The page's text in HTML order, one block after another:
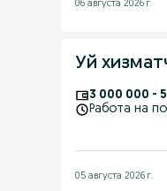
06 августа 2026 г.
Уй
3 000 000 -
Работа на
05 августа 2026 г.